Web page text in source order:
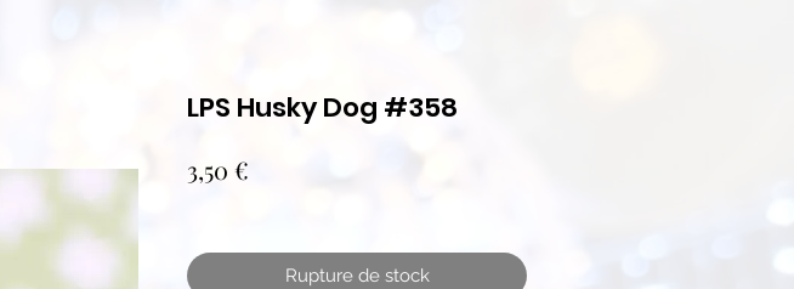
LPS Husky Dog #358
3,50 €
Rupture de stock